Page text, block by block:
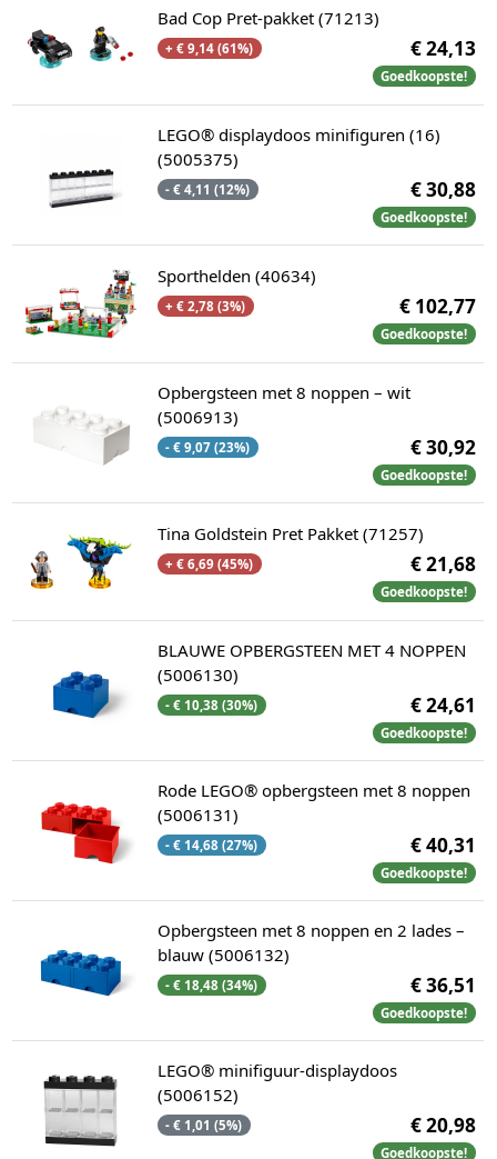
Bad Cop Pret-pakket (71213)
+ € 9,14 (61%) € 24,13
Goedkoopste!
LEGO® displaydoos minifiguren (16)
(5005375)
- € 4,11 (12%) € 30,88
Goedkoopste!
Sporthelden (40634)
+ € 2,78 (3%) € 102,77
Goedkoopste!
Opbergsteen met 8 noppen – wit
(5006913)
- € 9,07 (23%) € 30,92
Goedkoopste!
Tina Goldstein Pret Pakket (71257)
+ € 6,69 (45%) € 21,68
Goedkoopste!
BLAUWE OPBERGSTEEN MET 4 NOPPEN
(5006130)
- € 10,38 (30%) € 24,61
Goedkoopste!
Rode LEGO® opbergsteen met 8 noppen
(5006131)
- € 14,68 (27%) € 40,31
Goedkoopste!
Opbergsteen met 8 noppen en 2 lades –
blauw (5006132)
- € 18,48 (34%) € 36,51
Goedkoopste!
LEGO® minifiguur-displaydoos
(5006152)
- € 1,01 (5%) € 20,98
Goedkoopste!